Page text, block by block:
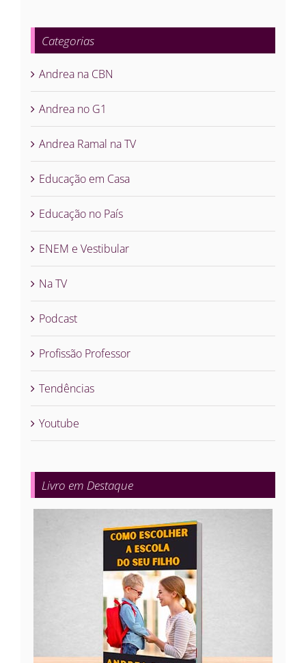
Categorias
Andrea na CBN
Andrea no G1
Andrea Ramal na TV
Educação em Casa
Educação no País
ENEM e Vestibular
Na TV
Podcast
Profissão Professor
Tendências
Youtube
Livro em Destaque